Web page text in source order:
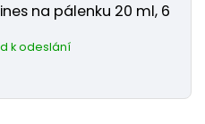
na pálenku 20 ml, 6
k odeslání